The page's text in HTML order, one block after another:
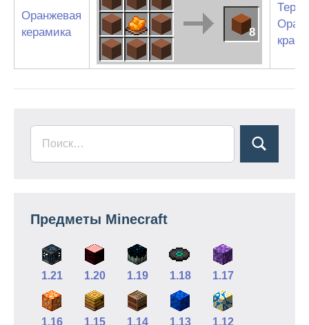
Оранжевая
керамика
8
Предметы Minecraft
1.21 1.20 1.19 1.18 1.17
1.16 1.15 1.14 1.13 1.12